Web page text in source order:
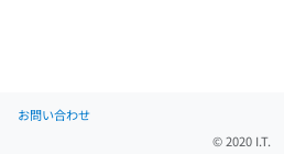
お問い合わせ
© 2020 I.T.